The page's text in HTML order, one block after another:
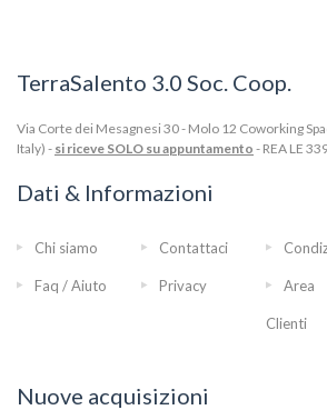
TerraSalento 3.0 Soc. Coop.
Via Corte dei Mesagnesi 30 - Molo 12 Coworking
Italy) - si riceve SOLO su appuntamento - REA LE
Dati & Informazioni
Chi siamo Contattaci
Faq / Aiuto Privacy Area
Clienti
Nuove acquisizioni